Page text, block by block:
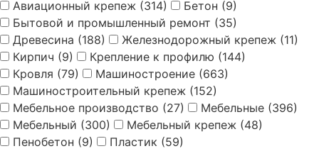
Авиационный крепеж (314) Бетон (9)
Бытовой и промышленный ремонт (35)
Древесина (188) Железнодорожный крепеж (11)
Кирпич (9) Крепление к профилю (144)
Кровля (79) Машиностроение (663)
Машиностроительный крепеж (152)
Мебельное производство (27) Мебельные (396)
Мебельный (300) Мебельный крепеж (48)
Пенобетон (9) Пластик (59)